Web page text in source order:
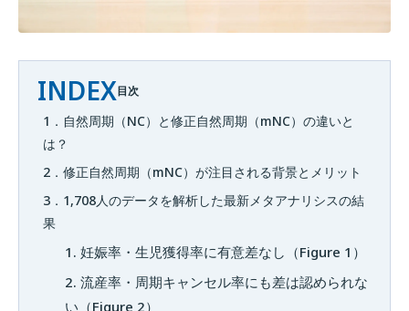
INDEX目次
1．自然周期（NC）と修正自然周期（mNC）の違いと
は？
2．修正自然周期（mNC）が注目される背景とメリット
3．1,708人のデータを解析した最新メタアナリシスの結
果
1. 妊娠率・生児獲得率に有意差なし（Figure 1）
2. 流産率・周期キャンセル率にも差は認められな
い（Figure 2）